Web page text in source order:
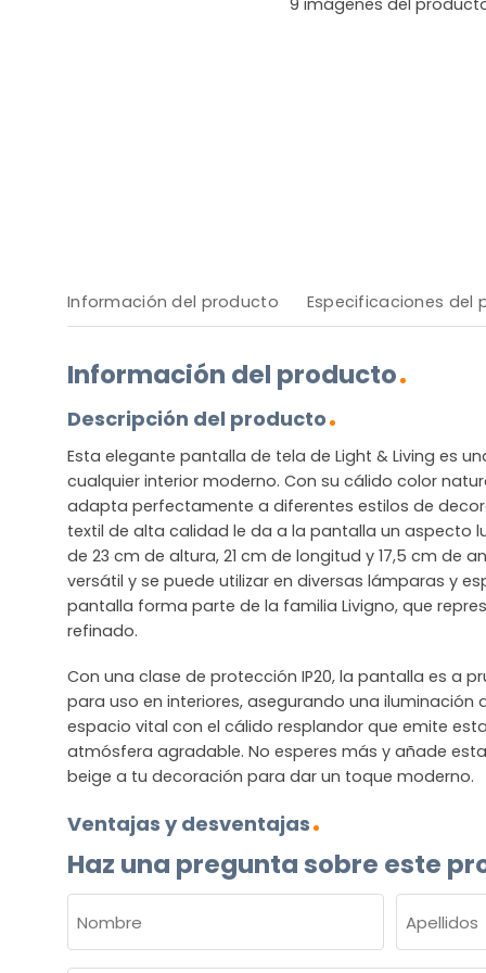
Información del producto Especificaciones del
Información del producto
Descripción del producto
Esta elegante pantalla de tela de Light & Living es
cualquier interior moderno. Con su cálido color
adapta perfectamente a diferentes estilos de
textil de alta calidad le da a la pantalla un aspecto
de 23 cm de altura, 21 cm de longitud y 17,5 cm de
versátil y se puede utilizar en diversas lámparas y
pantalla forma parte de la familia Livigno, que
refinado.
Con una clase de protección IP20, la pantalla es a
para uso en interiores, asegurando una
espacio vital con el cálido resplandor que emite
atmósfera agradable. No esperes más y añade
beige a tu decoración para dar un toque moderno.
Ventajas y desventajas
Haz una pregunta sobre este
(OBLIGATORIO)
Nombre Apellidos